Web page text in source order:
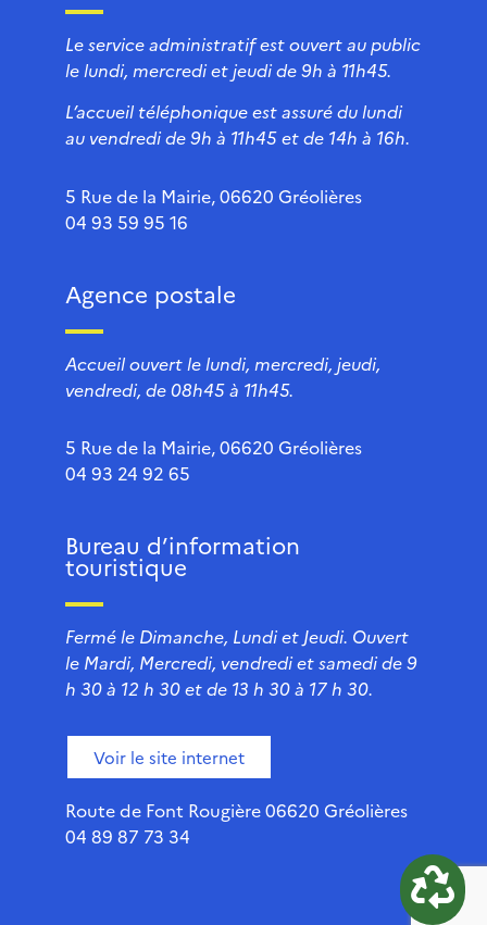
Le service administratif est ouvert au public
le lundi, mercredi et jeudi de 9h à 11h45.
L’accueil téléphonique est assuré du lundi
au vendredi de 9h à 11h45 et de 14h à 16h.
5 Rue de la Mairie, 06620 Gréolières
04 93 59 95 16
Agence postale
Accueil ouvert le lundi, mercredi, jeudi,
vendredi, de 08h45 à 11h45.
5 Rue de la Mairie, 06620 Gréolières
04 93 24 92 65
Bureau d’information
touristique
Fermé le Dimanche, Lundi et Jeudi. Ouvert
le Mardi, Mercredi, vendredi et samedi de 9
h 30 à 12 h 30 et de 13 h 30 à 17 h 30.
Voir le site internet
Route de Font Rougière 06620 Gréolières
04 89 87 73 34